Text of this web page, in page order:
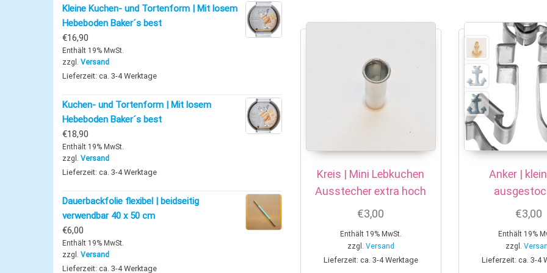
Kreis | Mini Lebkuchen
Ausstecher extra hoch
€3,00
Enthält 19% MwSt.
zzgl. Versand
Lieferzeit: ca. 3-4 Werktage
Anker |
€3,00
Enthält 19%
zzgl.
Lieferzeit: ca. 3-4
Kleine Kuchen- und Tortenform | Mit losem
Hebeboden Baker´s best
€16,90
Enthält 19% MwSt.
zzgl. Versand
Lieferzeit: ca. 3-4 Werktage
Kuchen- und Tortenform | Mit losem
Hebeboden Baker´s best
€18,90
Enthält 19% MwSt.
zzgl. Versand
Lieferzeit: ca. 3-4 Werktage
Dauerbackfolie flexibel | beidseitig
verwendbar 40 x 50 cm
€6,00
Enthält 19% MwSt.
zzgl. Versand
Lieferzeit: ca. 3-4 Werktage